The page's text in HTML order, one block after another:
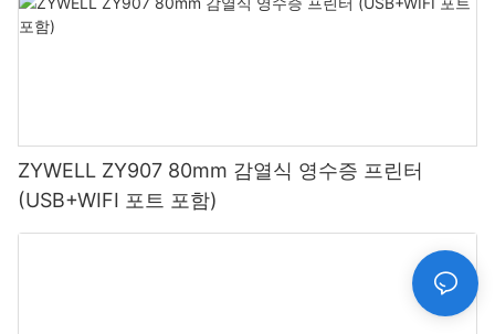
ZYWELL ZY907 80mm 감열식 영수증 프린터
(USB+WIFI 포트 포함)